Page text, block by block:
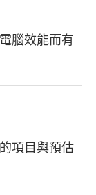
腦效能而有
項目與預估